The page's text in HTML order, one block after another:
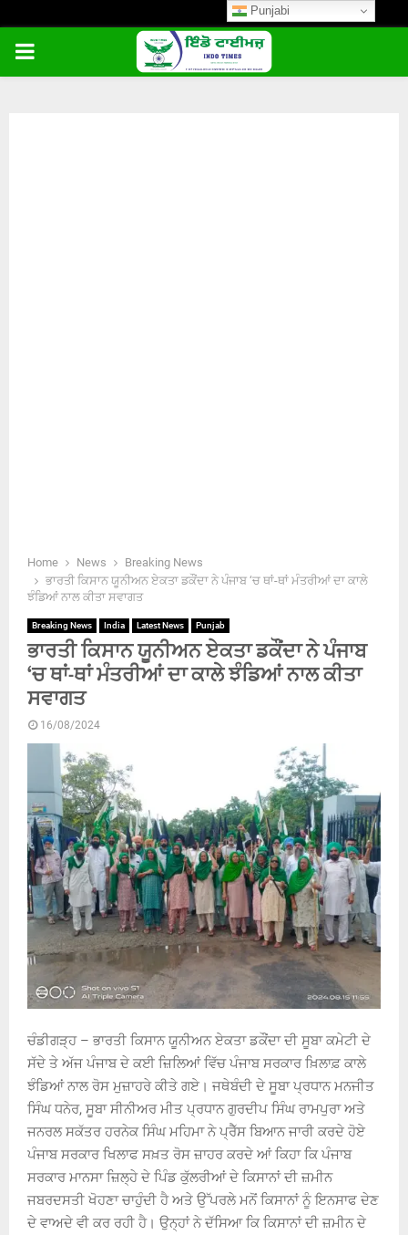
PRIMARY
Home News
Breaking News
ਭਾਰਤੀ ਕਿਸਾਨ ਯੂਨੀਅਨ ਏਕਤਾ ਡਕੌਂਦਾ ਨੇ ਪੰਜਾਬ ‘ਚ ਥਾਂ-ਥਾਂ ਮੰਤਰੀਆਂ ਦਾ ਕਾਲੇ
ਝੰਡਿਆਂ ਨਾਲ ਕੀਤਾ ਸਵਾਗਤ
Breaking News India Latest News Punjab
ਭਾਰਤੀ ਕਿਸਾਨ ਯੂਨੀਅਨ ਏਕਤਾ ਡਕੌਂਦਾ ਨੇ ਪੰਜਾਬ
‘ਚ ਥਾਂ-ਥਾਂ ਮੰਤਰੀਆਂ ਦਾ ਕਾਲੇ ਝੰਡਿਆਂ ਨਾਲ ਕੀਤਾ
ਸਵਾਗਤ
16/08/2024
ਚੰਡੀਗੜ੍ਹ – ਭਾਰਤੀ ਕਿਸਾਨ ਯੂਨੀਅਨ ਏਕਤਾ ਡਕੌਂਦਾ ਦੀ ਸੂਬਾ ਕਮੇਟੀ ਦੇ
ਸੱਦੇ ਤੇ ਅੱਜ ਪੰਜਾਬ ਦੇ ਕਈ ਜ਼ਿਲਿਆਂ ਵਿੱਚ ਪੰਜਾਬ ਸਰਕਾਰ ਖ਼ਿਲਾਫ਼ ਕਾਲੇ
ਝੰਡਿਆਂ ਨਾਲ ਰੋਸ ਮੁਜ਼ਾਹਰੇ ਕੀਤੇ ਗਏ। ਜਥੇਬੰਦੀ ਦੇ ਸੂਬਾ ਪ੍ਰਧਾਨ ਮਨਜੀਤ
ਸਿੰਘ ਧਨੇਰ, ਸੂਬਾ ਸੀਨੀਅਰ ਮੀਤ ਪ੍ਰਧਾਨ ਗੁਰਦੀਪ ਸਿੰਘ ਰਾਮਪੁਰਾ ਅਤੇ
ਜਨਰਲ ਸਕੱਤਰ ਹਰਨੇਕ ਸਿੰਘ ਮਹਿਮਾ ਨੇ ਪ੍ਰੈੱਸ ਬਿਆਨ ਜਾਰੀ ਕਰਦੇ ਹੋਏ
ਪੰਜਾਬ ਸਰਕਾਰ ਖਿਲਾਫ ਸਖ਼ਤ ਰੋਸ ਜ਼ਾਹਰ ਕਰਦੇ ਆਂ ਕਿਹਾ ਕਿ ਪੰਜਾਬ
ਸਰਕਾਰ ਮਾਨਸਾ ਜ਼ਿਲ੍ਹੇ ਦੇ ਪਿੰਡ ਕੁੱਲਰੀਆਂ ਦੇ ਕਿਸਾਨਾਂ ਦੀ ਜ਼ਮੀਨ
ਜਬਰਦਸਤੀ ਖੋਹਣਾ ਚਾਹੁੰਦੀ ਹੈ ਅਤੇ ਉੱਪਰਲੇ ਮਨੋਂ ਕਿਸਾਨਾਂ ਨੂੰ ਇਨਸਾਫ ਦੇਣ
ਦੇ ਵਾਅਦੇ ਵੀ ਕਰ ਰਹੀ ਹੈ। ਉਨ੍ਹਾਂ ਨੇ ਦੱਸਿਆ ਕਿ ਕਿਸਾਨਾਂ ਦੀ ਜ਼ਮੀਨ ਦੇ
Punjabi